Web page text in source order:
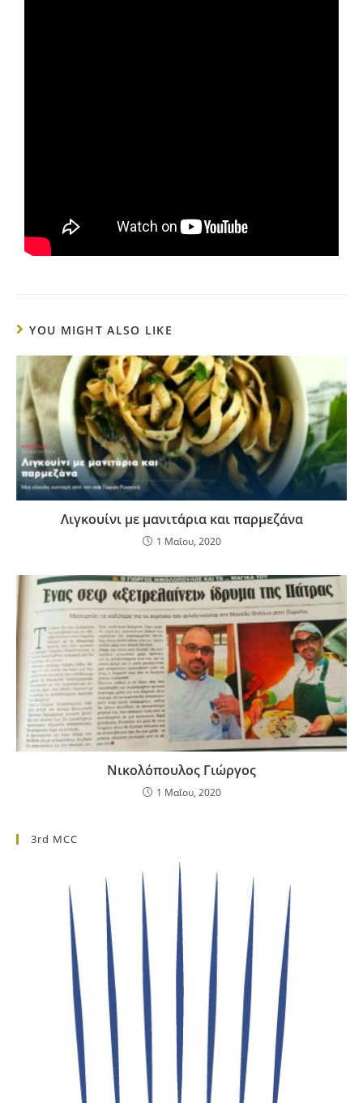
YOU MIGHT ALSO LIKE
Λιγκουίνι με μανιτάρια και παρμεζάνα
1 Μαΐου, 2020
Νικολόπουλος Γιώργος
1 Μαΐου, 2020
3rd MCC